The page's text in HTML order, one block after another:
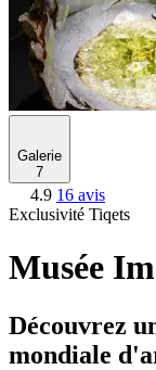
Galerie
7
4.9 16 avis
Exclusivité Tiqets
Musée
Découvrez
mondiale